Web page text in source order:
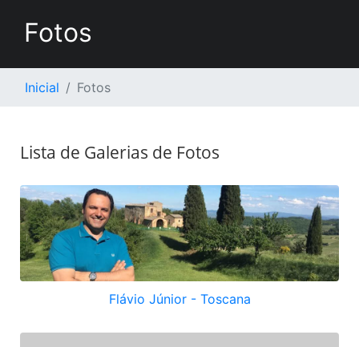
Fotos
Inicial Fotos
Lista de Galerias de Fotos
Flávio Júnior - Toscana